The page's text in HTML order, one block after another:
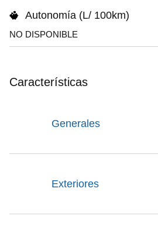
Autonomía (L/ 100km)
NO DISPONIBLE
Características
Generales
Exteriores